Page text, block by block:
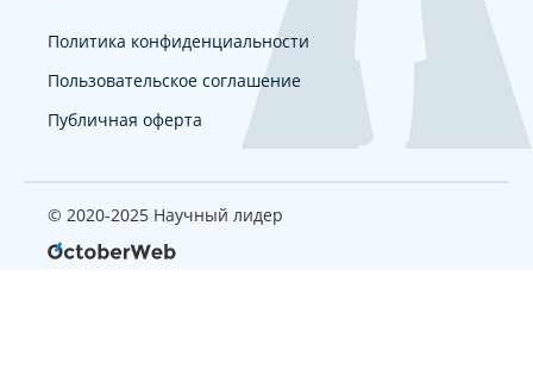
Политика конфиденциальности
Пользовательское соглашение
Публичная оферта
© 2020-2025 Научный лидер